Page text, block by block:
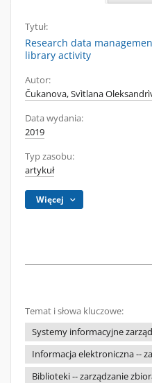
Tytuł:
Research data
library activity
Autor:
Čukanova, Svìtlana
Data wydania:
2019
Typ zasobu:
artykuł
Więcej
Temat i słowa kluczowe:
Systemy informacyjne
Informacja elektroniczna --
Biblioteki -- zarządzanie